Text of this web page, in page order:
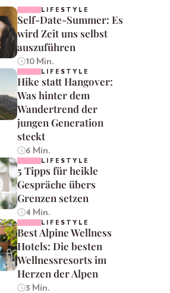
LIFESTYLE
Self-Date-Summer: Es
wird Zeit uns selbst
auszuführen
10 Min.
LIFESTYLE
Hike statt Hangover:
Was hinter dem
Wandertrend der
jungen Generation
steckt
6 Min.
LIFESTYLE
5 Tipps für heikle
Gespräche übers
Grenzen setzen
4 Min.
LIFESTYLE
Best Alpine Wellness
Hotels: Die besten
Wellnessresorts im
Herzen der Alpen
3 Min.